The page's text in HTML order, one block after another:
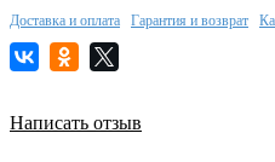
Доставка и оплата Гарантия и возврат
Написать отзыв